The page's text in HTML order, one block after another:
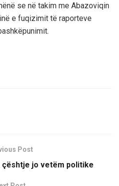
se në takim me Abazoviqin
e fuqizimit të raporteve
Post
jo vetëm politike